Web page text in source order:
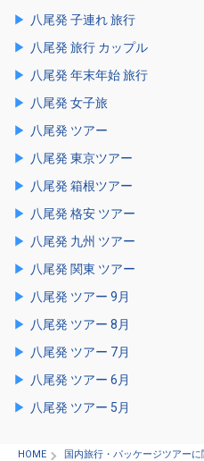
八尾発 子連れ 旅行
八尾発 旅行 カップル
八尾発 年末年始 旅行
八尾発 女子旅
八尾発 ツアー
八尾発 東京ツアー
八尾発 箱根ツアー
八尾発 格安 ツアー
八尾発 九州 ツアー
八尾発 関東 ツアー
八尾発 ツアー 9月
八尾発 ツアー 8月
八尾発 ツアー 7月
八尾発 ツアー 6月
八尾発 ツアー 5月
HOME
国内旅行・パッケージツアー